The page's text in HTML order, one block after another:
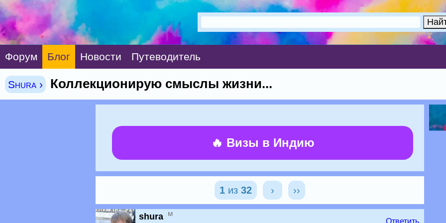
Форум Блог Новости Путеводитель
Shura › Коллекционирую смыслы жизни...
🔥 Визы в Индию
1 из 32 › ››
shura м
Ответить